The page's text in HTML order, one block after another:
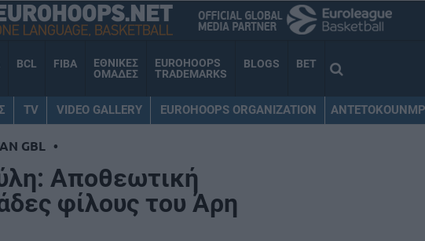
BCL FIBA
ΕΘΝΙΚΕΣ
ΟΜΑΔΕΣ
EUROHOOPS
TRADEMARKS
BLOGS BET
TV VIDEO GALLERY EUROHOOPS ORGANIZATION
GBL •
Αποθεωτική
φίλους του Άρη